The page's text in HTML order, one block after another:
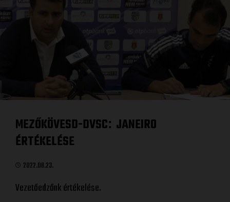
MEZŐKÖVESD-DVSC: JANEIRO
ÉRTÉKELÉSE
2022.08.23.
Vezetőedzőnk értékelése.